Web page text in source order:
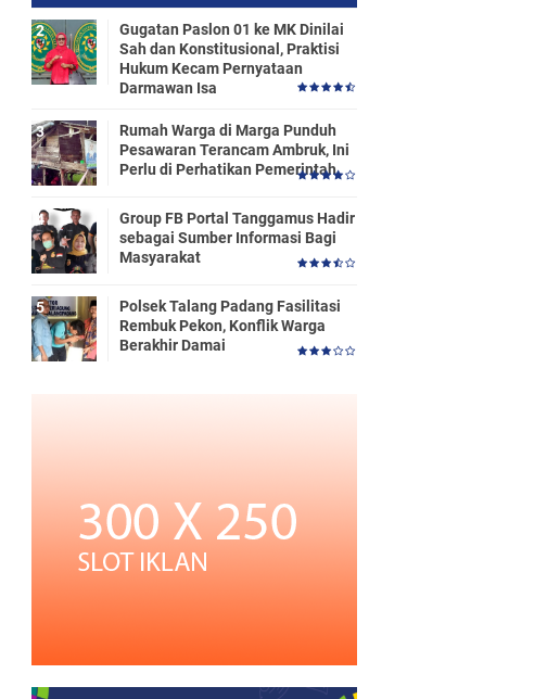
Gugatan Paslon 01 ke MK Dinilai
Sah dan Konstitusional, Praktisi
Hukum Kecam Pernyataan
Darmawan Isa
Rumah Warga di Marga Punduh
Pesawaran Terancam Ambruk, Ini
Perlu di Perhatikan Pemerintah
Group FB Portal Tanggamus Hadir
sebagai Sumber Informasi Bagi
Masyarakat
Polsek Talang Padang Fasilitasi
Rembuk Pekon, Konflik Warga
Berakhir Damai